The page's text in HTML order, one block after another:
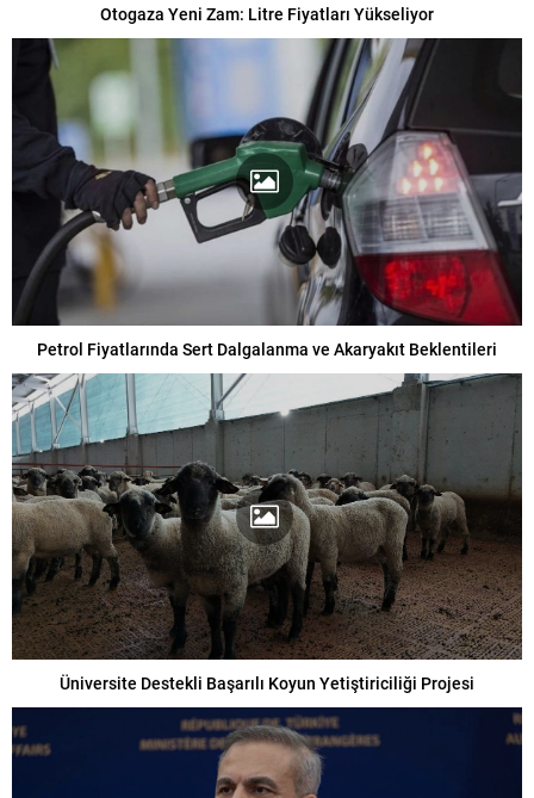
Otogaza Yeni Zam: Litre Fiyatları Yükseliyor
Petrol Fiyatlarında Sert Dalgalanma ve Akaryakıt Beklentileri
Üniversite Destekli Başarılı Koyun Yetiştiriciliği Projesi